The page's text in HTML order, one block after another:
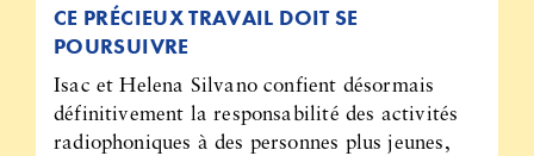
CE PRÉCIEUX TRAVAIL DOIT SE
POURSUIVRE
Isac et Helena Silvano confient désormais
définitivement la responsabilité des activités
radiophoniques à des personnes plus jeunes,